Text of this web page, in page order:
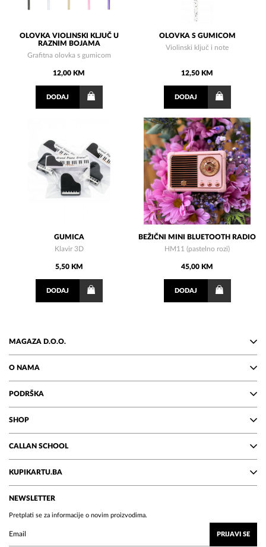
OLOVKA VIOLINSKI KLJUČ U
RAZNIM BOJAMA
Grafitna olovka s gumicom
12,00 KM
DODAJ
OLOVKA S GUMICOM
Violinski ključ i note
12,50 KM
DODAJ
GUMICA
Klavir 3D
5,50 KM
DODAJ
BEŽIČNI MINI BLUETOOTH RADIO
HM11 (pastelno rozi)
45,00 KM
DODAJ
MAGAZA D.O.O.
O NAMA
PODRŠKA
SHOP
CALLAN SCHOOL
KUPIKARTU.BA
NEWSLETTER
Pretplati se za informacije o novim proizvodima.
PRIJAVI SE